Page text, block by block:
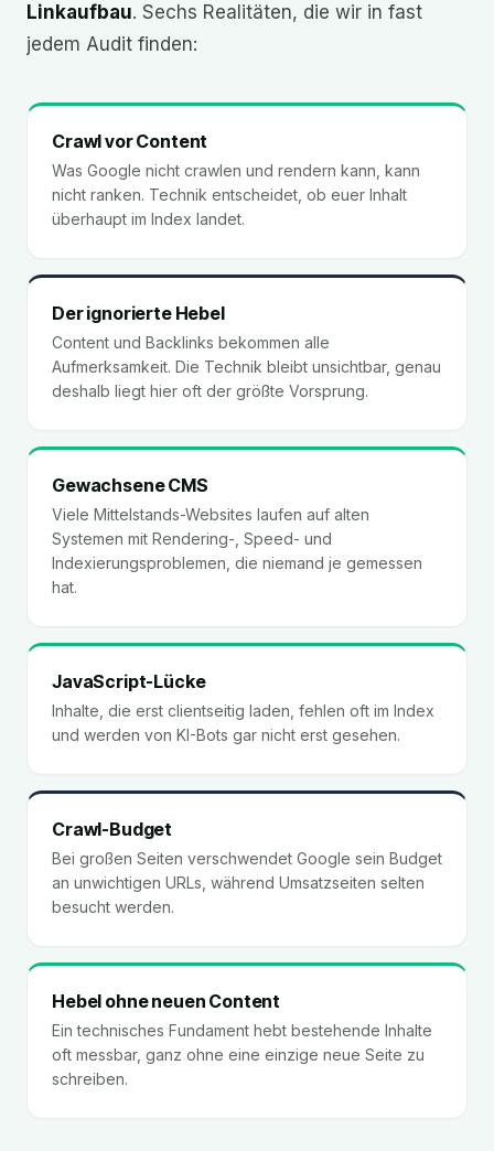
Linkaufbau. Sechs Realitäten, die wir in fast
jedem Audit finden:
Crawl vor Content
Was Google nicht crawlen und rendern kann, kann
nicht ranken. Technik entscheidet, ob euer Inhalt
überhaupt im Index landet.
Der ignorierte Hebel
Content und Backlinks bekommen alle
Aufmerksamkeit. Die Technik bleibt unsichtbar, genau
deshalb liegt hier oft der größte Vorsprung.
Gewachsene CMS
Viele Mittelstands-Websites laufen auf alten
Systemen mit Rendering-, Speed- und
Indexierungsproblemen, die niemand je gemessen
hat.
JavaScript-Lücke
Inhalte, die erst clientseitig laden, fehlen oft im Index
und werden von KI-Bots gar nicht erst gesehen.
Crawl-Budget
Bei großen Seiten verschwendet Google sein Budget
an unwichtigen URLs, während Umsatzseiten selten
besucht werden.
Hebel ohne neuen Content
Ein technisches Fundament hebt bestehende Inhalte
oft messbar, ganz ohne eine einzige neue Seite zu
schreiben.